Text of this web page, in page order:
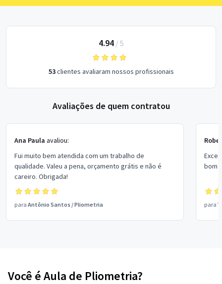
4.94/ 5
53clientes avaliaram nossos profissionais
Avaliações de quem contratou
Ana Paula avaliou:
Fui muito bem atendida com um trabalho de
qualidade. Valeu a pena, orçamento grátis e não é
careiro. Obrigada!
para Antônio Santos /Pliometria
bom
para
Você é Aula de Pliometria?